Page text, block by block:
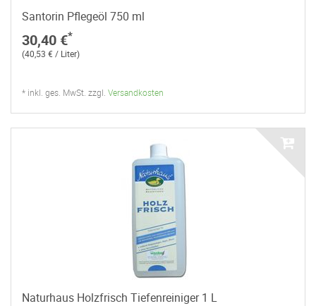
Santorin Pflegeöl 750 ml
30,40 €*
(40,53 € / Liter)
* inkl. ges. MwSt. zzgl. Versandkosten
Naturhaus Holzfrisch Tiefenreiniger 1 L